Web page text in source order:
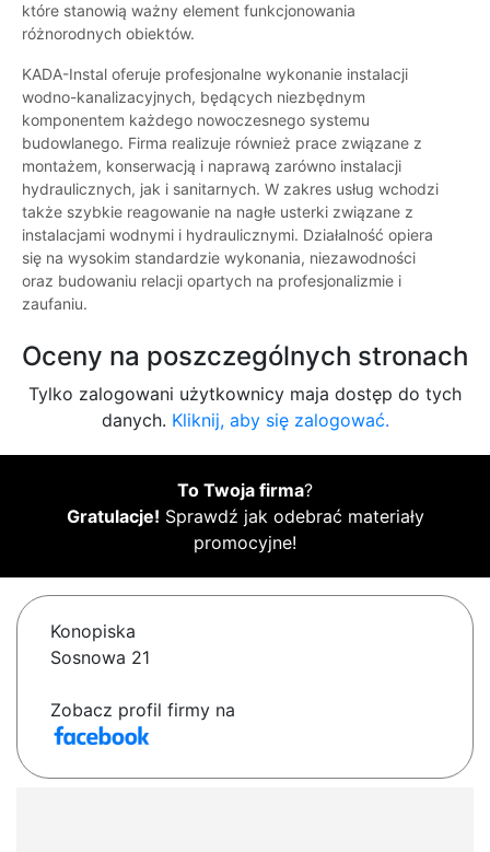
które stanowią ważny element funkcjonowania
różnorodnych obiektów.
KADA-Instal oferuje profesjonalne wykonanie instalacji
wodno-kanalizacyjnych, będących niezbędnym
komponentem każdego nowoczesnego systemu
budowlanego. Firma realizuje również prace związane z
montażem, konserwacją i naprawą zarówno instalacji
hydraulicznych, jak i sanitarnych. W zakres usług wchodzi
także szybkie reagowanie na nagłe usterki związane z
instalacjami wodnymi i hydraulicznymi. Działalność opiera
się na wysokim standardzie wykonania, niezawodności
oraz budowaniu relacji opartych na profesjonalizmie i
zaufaniu.
Oceny na poszczególnych stronach
Tylko zalogowani użytkownicy maja dostęp do tych
danych. Kliknij, aby się zalogować.
To Twoja firma?
Gratulacje! Sprawdź jak odebrać materiały
promocyjne!
Konopiska
Sosnowa 21
Zobacz profil firmy na